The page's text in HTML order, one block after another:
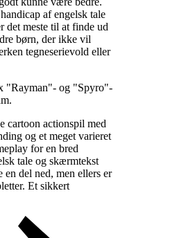
af engelsk tale
det meste til at finde ud
børn, der ikke vil
tegneserievold eller
"Rayman"- og "Spyro"-
.
cartoon actionspil med
og et meget varieret
for en bred
tale og skærmtekst
del ned, men ellers er
Et sikkert